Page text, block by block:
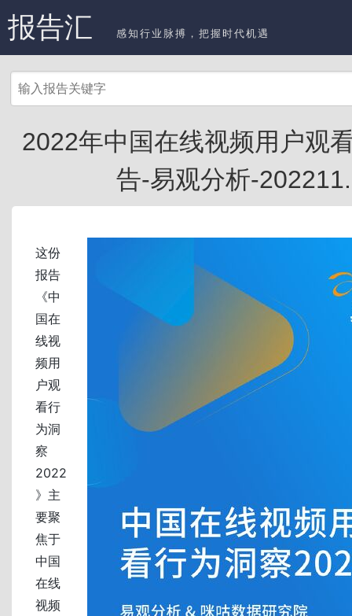
报告汇 感知行业脉搏，把握时代机遇
2022年中国在线视频用户观
告-易观分析-
这份
报告
《中
国在
线视
频用
户观
看行
为洞
察
2022
》主
要聚
焦于
中国
在线
视频